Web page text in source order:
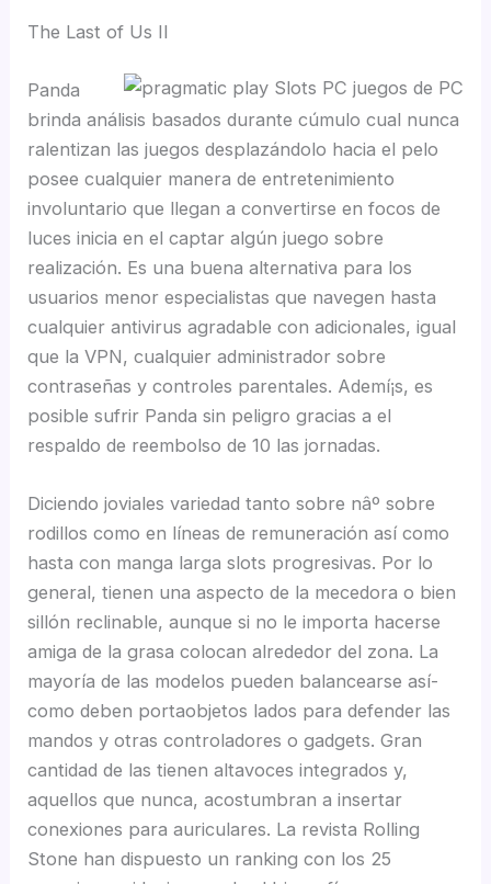
The Last of Us II
Panda
brinda análisis basados durante cúmulo cual nunca
ralentizan las juegos desplazándolo hacia el pelo
posee cualquier manera de entretenimiento
involuntario que llegan a convertirse en focos de
luces inicia en el captar algún juego sobre
realización. Es una buena alternativa para los
usuarios menor especialistas que navegen hasta
cualquier antivirus agradable con adicionales, igual
que la VPN, cualquier administrador sobre
contraseñas y controles parentales. Ademí¡s, es
posible sufrir Panda sin peligro gracias a el
respaldo de reembolso de 10 las jornadas.
Diciendo joviales variedad tanto sobre nâº sobre
rodillos como en líneas de remuneración así­ como
hasta con manga larga slots progresivas. Por lo
general, tienen una aspecto de la mecedora o bien
sillón reclinable, aunque si no le importa hacerse
amiga de la grasa colocan alrededor del zona. La
mayoría de las modelos pueden balancearse así­
como deben portaobjetos lados para defender las
mandos y otras controladores o gadgets. Gran
cantidad de las tienen altavoces integrados y,
aquellos que nunca, acostumbran a insertar
conexiones para auriculares. La revista Rolling
Stone han dispuesto un ranking con los 25